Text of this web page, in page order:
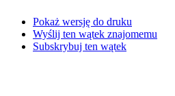
Pokaż wersję do druku
Wyślij ten wątek znajomemu
Subskrybuj ten wątek